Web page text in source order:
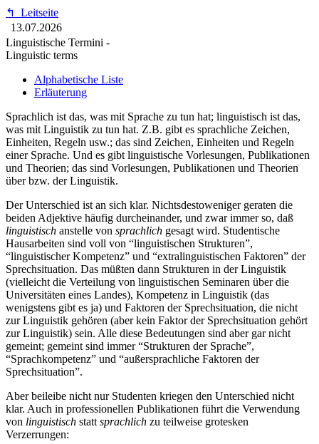
↰
Leitseite
13.07.2026
Linguistische Termini -
Linguistic terms
Alphabetische Liste
Erläuterung
Sprachlich ist das, was mit Sprache zu tun hat; linguistisch ist das,
was mit Linguistik zu tun hat. Z.B. gibt es sprachliche Zeichen,
Einheiten, Regeln usw.; das sind Zeichen, Einheiten und Regeln
einer Sprache. Und es gibt linguistische Vorlesungen, Publikationen
und Theorien; das sind Vorlesungen, Publikationen und Theorien
über bzw. der Linguistik.
Der Unterschied ist an sich klar. Nichtsdestoweniger geraten die
beiden Adjektive häufig durcheinander, und zwar immer so, daß
linguistisch anstelle von sprachlich gesagt wird. Studentische
Hausarbeiten sind voll von “linguistischen Strukturen”,
“linguistischer Kompetenz” und “extralinguistischen Faktoren” der
Sprechsituation. Das müßten dann Strukturen in der Linguistik
(vielleicht die Verteilung von linguistischen Seminaren über die
Universitäten eines Landes), Kompetenz in Linguistik (das
wenigstens gibt es ja) und Faktoren der Sprechsituation, die nicht
zur Linguistik gehören (aber kein Faktor der Sprechsituation gehört
zur Linguistik) sein. Alle diese Bedeutungen sind aber gar nicht
gemeint; gemeint sind immer “Strukturen der Sprache”,
“Sprachkompetenz” und “außersprachliche Faktoren der
Sprechsituation”.
Aber beileibe nicht nur Studenten kriegen den Unterschied nicht
klar. Auch in professionellen Publikationen führt die Verwendung
von linguistisch statt sprachlich zu teilweise grotesken
Verzerrungen: